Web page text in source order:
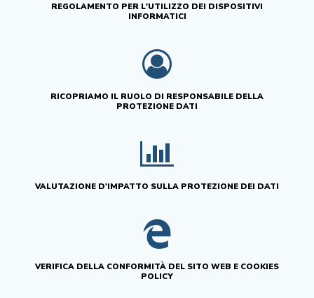
REGOLAMENTO PER L'UTILIZZO DEI DISPOSITIVI
INFORMATICI
RICOPRIAMO IL RUOLO DI RESPONSABILE DELLA
PROTEZIONE DATI
VALUTAZIONE D'IMPATTO SULLA PROTEZIONE DEI DATI
VERIFICA DELLA CONFORMITÀ DEL SITO WEB E COOKIES
POLICY